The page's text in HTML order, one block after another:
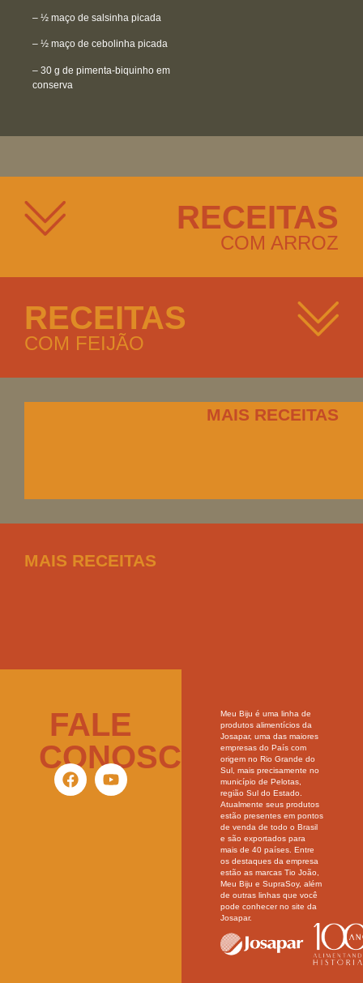
– ½ maço de salsinha picada
– ½ maço de cebolinha picada
– 30 g de pimenta-biquinho em
conserva
RECEITAS
COM ARROZ
RECEITAS
COM FEIJÃO
MAIS RECEITAS
MAIS RECEITAS
FALE
CONOSCO
Meu Biju é uma linha de
produtos alimentícios da
Josapar, uma das maiores
empresas do País com
origem no Rio Grande do
Sul, mais precisamente no
município de Pelotas,
região Sul do Estado.
Atualmente seus produtos
estão presentes em pontos
de venda de todo o Brasil
e são exportados para
mais de 40 países. Entre
os destaques da empresa
estão as marcas Tio João,
Meu Biju e SupraSoy, além
de outras linhas que você
pode conhecer no site da
Josapar.